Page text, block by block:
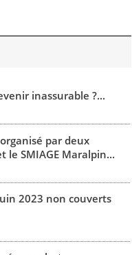
inassurable ?...
par deux
le SMIAGE Maralpin...
2023 non couverts